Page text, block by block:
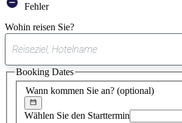
Fehler
Wohin reisen Sie?
gefundener
Vorschlag
Wann kommen Sie an? (optional)
Wählen Sie den Starttermin
Booking Dates